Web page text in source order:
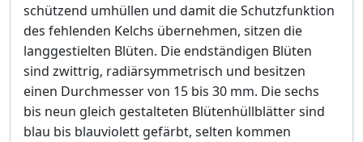
schützend umhüllen und damit die Schutzfunktion
des fehlenden Kelchs übernehmen, sitzen die
langgestielten Blüten. Die endständigen Blüten
sind zwittrig, radiärsymmetrisch und besitzen
einen Durchmesser von 15 bis 30 mm. Die sechs
bis neun gleich gestalteten Blütenhüllblätter sind
blau bis blauviolett gefärbt, selten kommen